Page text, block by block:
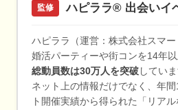
監修 ハピララ® 出会いイ
ハピララ（運営：株式会社スマー
婚活パーティーや街コンを14年
総動員数は30万人を突破 していま
ネット上の情報だけでなく、年
ト開催実績から得られた「リア